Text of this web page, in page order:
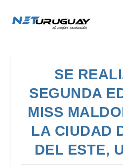
SE
SEGUNDA
MISS
LA CIUDAD
DEL ESTE,